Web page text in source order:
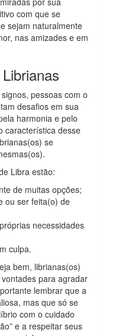
com que se
sejam naturalmente
nas amizades e em
pessoas com o
desafios em sua
harmonia e pelo
característica desse
se
Libra estão:
de muitas opções;
ou ser feita(o) de
necessidades
culpa.
bem, librianas(os)
para agradar
lembrar que a
mas que só se
com o cuidado
e a respeitar seus